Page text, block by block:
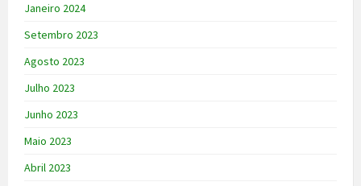
Janeiro 2024
Setembro 2023
Agosto 2023
Julho 2023
Junho 2023
Maio 2023
Abril 2023